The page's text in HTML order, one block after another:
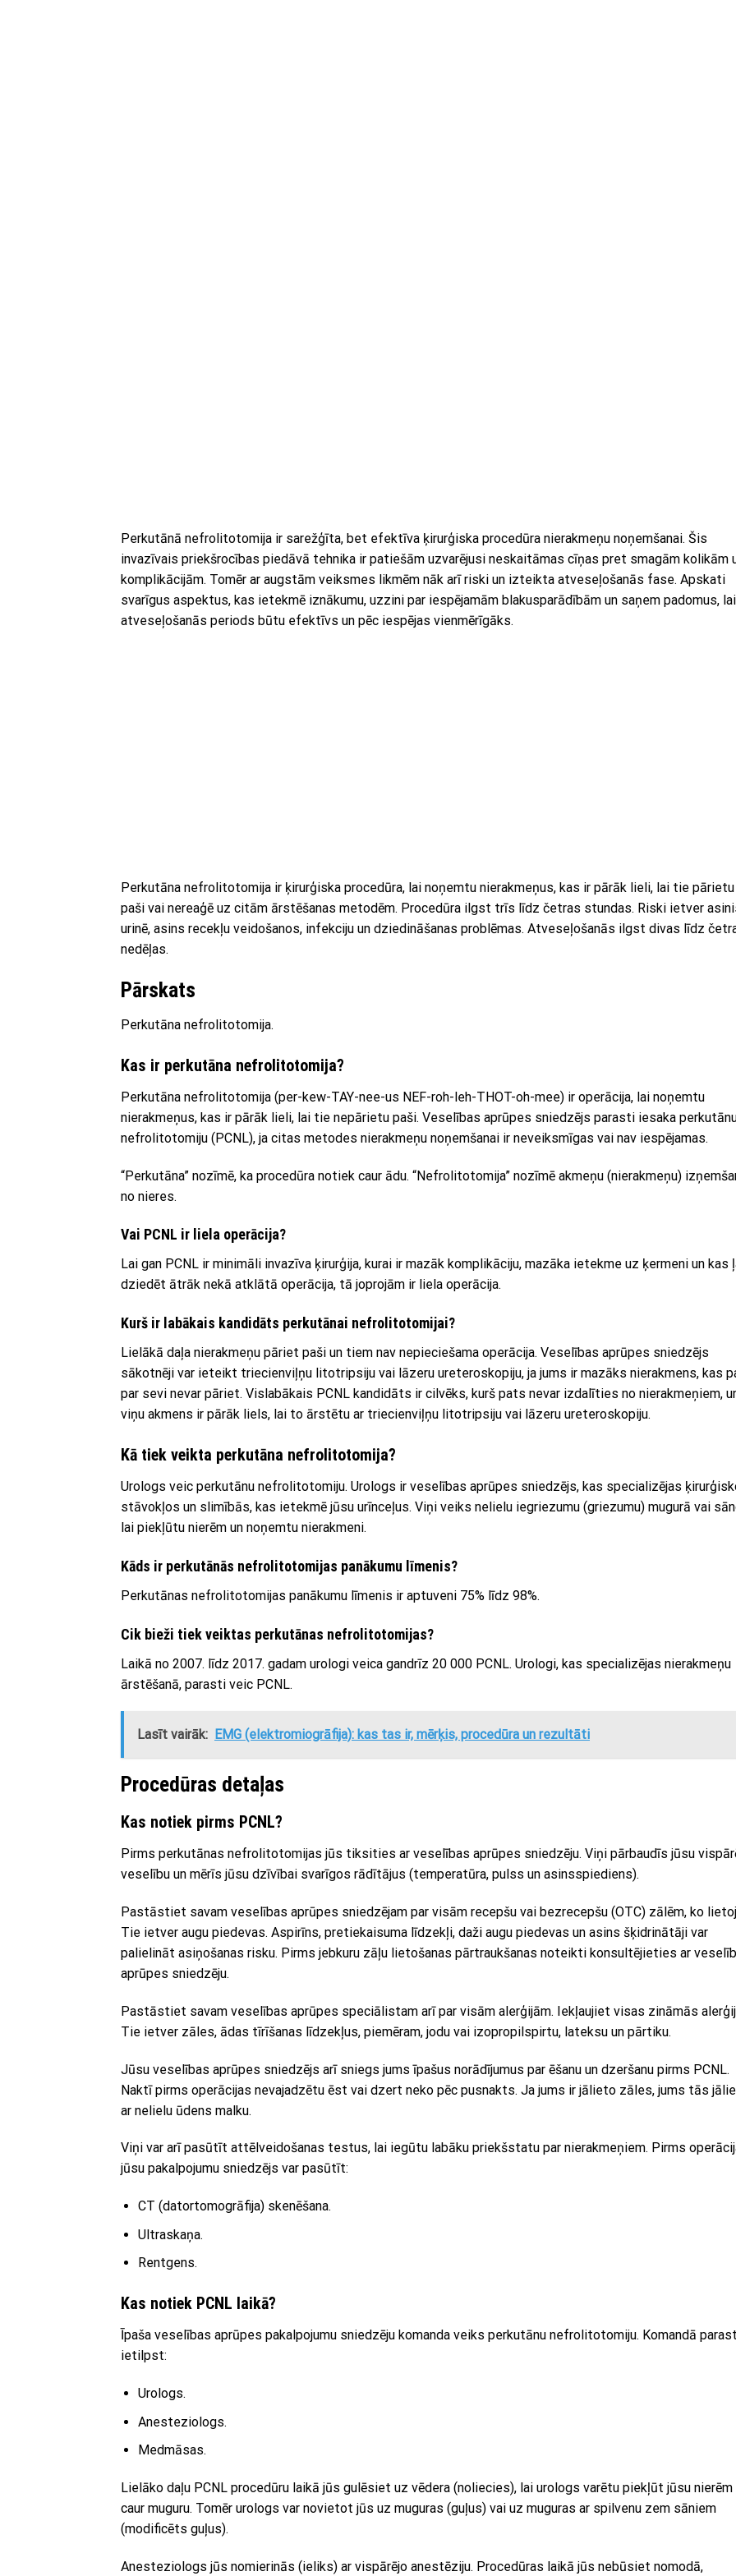
Perkutānā nefrolitotomija ir sarežģīta, bet efektīva ķirurģiska procedūra nierakmeņu noņemšanai. Šis
invazīvais priekšrocības piedāvā tehnika ir patiešām uzvarējusi neskaitāmas cīņas pret smagām kolikām
komplikācijām. Tomēr ar augstām veiksmes likmēm nāk arī riski un izteikta atveseļošanās fase. Apskati
svarīgus aspektus, kas ietekmē iznākumu, uzzini par iespējamām blakusparādībām un saņem padomus, lai
atveseļošanās periods būtu efektīvs un pēc iespējas vienmērīgāks.
Perkutāna nefrolitotomija ir ķirurģiska procedūra, lai noņemtu nierakmeņus, kas ir pārāk lieli, lai tie pārietu
paši vai nereaģē uz citām ārstēšanas metodēm. Procedūra ilgst trīs līdz četras stundas. Riski ietver
urinē, asins recekļu veidošanos, infekciju un dziedināšanas problēmas. Atveseļošanās ilgst divas līdz
nedēļas.
Pārskats
Perkutāna nefrolitotomija.
Kas ir perkutāna nefrolitotomija?
Perkutāna nefrolitotomija (per-kew-TAY-nee-us NEF-roh-leh-THOT-oh-mee) ir operācija, lai noņemtu
nierakmeņus, kas ir pārāk lieli, lai tie nepārietu paši. Veselības aprūpes sniedzējs parasti iesaka
nefrolitotomiju (PCNL), ja citas metodes nierakmeņu noņemšanai ir neveiksmīgas vai nav iespējamas.
“Perkutāna” nozīmē, ka procedūra notiek caur ādu. “Nefrolitotomija” nozīmē akmeņu (nierakmeņu)
no nieres.
Vai PCNL ir liela operācija?
Lai gan PCNL ir minimāli invazīva ķirurģija, kurai ir mazāk komplikāciju, mazāka ietekme uz ķermeni un kas
dziedēt ātrāk nekā atklātā operācija, tā joprojām ir liela operācija.
Kurš ir labākais kandidāts perkutānai nefrolitotomijai?
Lielākā daļa nierakmeņu pāriet paši un tiem nav nepieciešama operācija. Veselības aprūpes sniedzējs
sākotnēji var ieteikt triecienviļņu litotripsiju vai lāzeru ureteroskopiju, ja jums ir mazāks nierakmens, kas
par sevi nevar pāriet. Vislabākais PCNL kandidāts ir cilvēks, kurš pats nevar izdalīties no nierakmeņiem,
viņu akmens ir pārāk liels, lai to ārstētu ar triecienviļņu litotripsiju vai lāzeru ureteroskopiju.
Kā tiek veikta perkutāna nefrolitotomija?
Urologs veic perkutānu nefrolitotomiju. Urologs ir veselības aprūpes sniedzējs, kas specializējas
stāvokļos un slimībās, kas ietekmē jūsu urīnceļus. Viņi veiks nelielu iegriezumu (griezumu) mugurā vai
lai piekļūtu nierēm un noņemtu nierakmeni.
Kāds ir perkutānās nefrolitotomijas panākumu līmenis?
Perkutānas nefrolitotomijas panākumu līmenis ir aptuveni 75% līdz 98%.
Cik bieži tiek veiktas perkutānas nefrolitotomijas?
Laikā no 2007. līdz 2017. gadam urologi veica gandrīz 20 000 PCNL. Urologi, kas specializējas nierakmeņu
ārstēšanā, parasti veic PCNL.
Lasīt vairāk: EMG (elektromiogrāfija): kas tas ir, mērķis, procedūra un rezultāti
Procedūras detaļas
Kas notiek pirms PCNL?
Pirms perkutānas nefrolitotomijas jūs tiksities ar veselības aprūpes sniedzēju. Viņi pārbaudīs jūsu
veselību un mērīs jūsu dzīvībai svarīgos rādītājus (temperatūra, pulss un asinsspiediens).
Pastāstiet savam veselības aprūpes sniedzējam par visām recepšu vai bezrecepšu (OTC) zālēm, ko
Tie ietver augu piedevas. Aspirīns, pretiekaisuma līdzekļi, daži augu piedevas un asins šķidrinātāji var
palielināt asiņošanas risku. Pirms jebkuru zāļu lietošanas pārtraukšanas noteikti konsultējieties ar
aprūpes sniedzēju.
Pastāstiet savam veselības aprūpes speciālistam arī par visām alerģijām. Iekļaujiet visas zināmās
Tie ietver zāles, ādas tīrīšanas līdzekļus, piemēram, jodu vai izopropilspirtu, lateksu un pārtiku.
Jūsu veselības aprūpes sniedzējs arī sniegs jums īpašus norādījumus par ēšanu un dzeršanu pirms PCNL.
Naktī pirms operācijas nevajadzētu ēst vai dzert neko pēc pusnakts. Ja jums ir jālieto zāles, jums tās
ar nelielu ūdens malku.
Viņi var arī pasūtīt attēlveidošanas testus, lai iegūtu labāku priekšstatu par nierakmeņiem. Pirms
jūsu pakalpojumu sniedzējs var pasūtīt:
CT (datortomogrāfija) skenēšana.
Ultraskaņa.
Rentgens.
Kas notiek PCNL laikā?
Īpaša veselības aprūpes pakalpojumu sniedzēju komanda veiks perkutānu nefrolitotomiju. Komandā
ietilpst:
Urologs.
Anesteziologs.
Medmāsas.
Lielāko daļu PCNL procedūru laikā jūs gulēsiet uz vēdera (noliecies), lai urologs varētu piekļūt jūsu nierēm
caur muguru. Tomēr urologs var novietot jūs uz muguras (guļus) vai uz muguras ar spilvenu zem sāniem
(modificēts guļus).
Anesteziologs jūs nomierinās (ieliks) ar vispārējo anestēziju. Procedūras laikā jūs nebūsiet nomodā,